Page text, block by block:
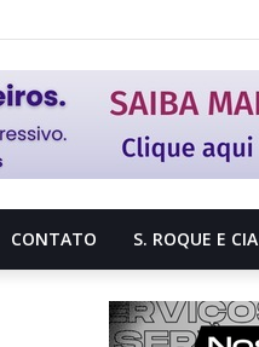
CONTATO S. ROQUE E CIA